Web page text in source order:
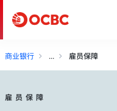
商业银行 雇员保障
雇员保障